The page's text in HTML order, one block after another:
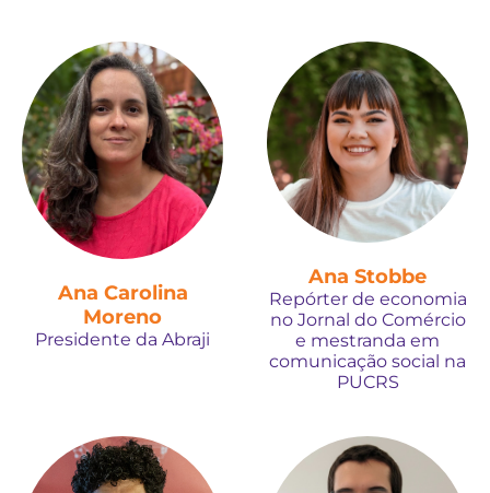
Ana Carolina
Moreno
Presidente da Abraji
Ana Stobbe
Repórter de economia
no Jornal do Comércio
e mestranda em
comunicação social na
PUCRS